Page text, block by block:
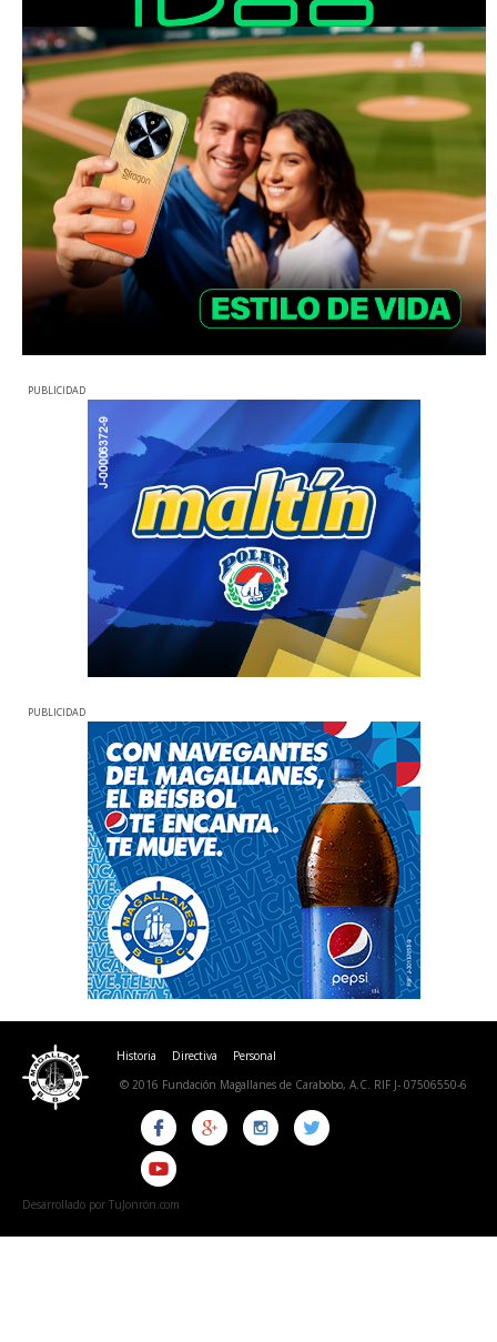
PUBLICIDAD
PUBLICIDAD
Historia Directiva
Personal
© 2016 Fundación Magallanes de Carabobo, A.C. RIF J- 07506550-6
Desarrollado por TuJonrón.com